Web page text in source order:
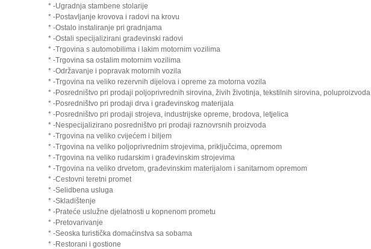
* -Ugradnja stambene stolarije
* -Postavljanje krovova i radovi na krovu
* -Ostalo instaliranje pri gradnjama
* -Ostali specijalizirani građevinski radovi
* -Trgovina s automobilima i lakim motornim vozilima
* -Trgovina sa ostalim motornim vozilima
* -Održavanje i popravak motornih vozila
* -Trgovina na veliko rezervnih dijelova i opreme za motorna vozila
* -Posredništvo pri prodaji poljoprivrednih sirovina, živih životinja, tekstilnih sirovina, poluproizvoda
* -Posredništvo pri prodaji drva i građevinskog materijala
* -Posredništvo pri prodaji strojeva, industrijske opreme, brodova, letjelica
* -Nespecijalizirano posredništvo pri prodaji raznovrsnih proizvoda
* -Trgovina na veliko cvijećem i biljem
* -Trgovina na veliko poljoprivrednim strojevima, priključcima, opremom
* -Trgovina na veliko rudarskim i građevinskim strojevima
* -Trgovina na veliko drvetom, građevinskim materijalom i sanitarnom opremom
* -Cestovni teretni promet
* -Selidbena usluga
* -Skladištenje
* -Prateće uslužne djelatnosti u kopnenom prometu
* -Pretovarivanje
* -Seoska turistička domaćinstva sa sobama
* -Restorani i gostione